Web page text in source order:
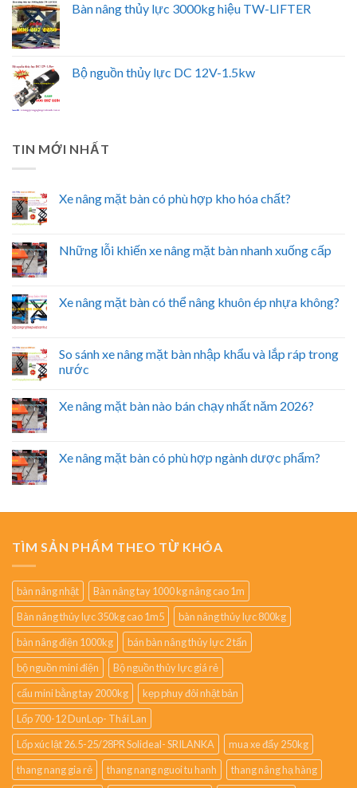
Bàn nâng thủy lực 3000kg hiệu TW-LIFTER
Bộ nguồn thủy lực DC 12V-1.5kw
TIN MỚI NHẤT
Xe nâng mặt bàn có phù hợp kho hóa chất?
Những lỗi khiến xe nâng mặt bàn nhanh xuống cấp
Xe nâng mặt bàn có thể nâng khuôn ép nhựa không?
So sánh xe nâng mặt bàn nhập khẩu và lắp ráp trong
nước
Xe nâng mặt bàn nào bán chạy nhất năm 2026?
Xe nâng mặt bàn có phù hợp ngành dược phẩm?
TÌM SẢN PHẨM THEO TỪ KHÓA
bàn nâng nhật
Bàn nâng tay 1000 kg nâng cao 1m
Bàn nâng thủy lực 350kg cao 1m5
bàn nâng thủy lực 800kg
bàn nâng điện 1000kg
bán bàn nâng thủy lực 2 tấn
bộ nguồn mini điện
Bộ nguồn thủy lực giá rẻ
cẩu mini bằng tay 2000kg
kẹp phuy đôi nhật bản
Lốp 700-12 DunLop- Thái Lan
Lốp xúc lật 26.5-25/28PR Solideal- SRILANKA
mua xe đẩy 250kg
thang nang gia rẻ
thang nang nguoi tu hanh
thang nâng hạ hàng